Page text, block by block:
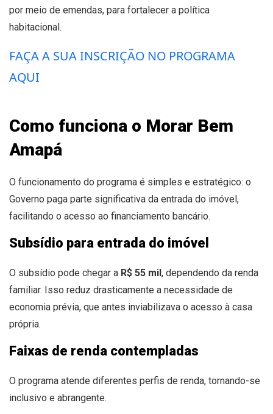
por meio de emendas, para fortalecer a política
habitacional.
FAÇA A SUA INSCRIÇÃO NO PROGRAMA
AQUI
Como funciona o Morar Bem
Amapá
O funcionamento do programa é simples e estratégico: o
Governo paga parte significativa da entrada do imóvel,
facilitando o acesso ao financiamento bancário.
Subsídio para entrada do imóvel
O subsídio pode chegar a R$ 55 mil , dependendo da renda
familiar. Isso reduz drasticamente a necessidade de
economia prévia, que antes inviabilizava o acesso à casa
própria.
Faixas de renda contempladas
O programa atende diferentes perfis de renda, tornando-se
inclusivo e abrangente.